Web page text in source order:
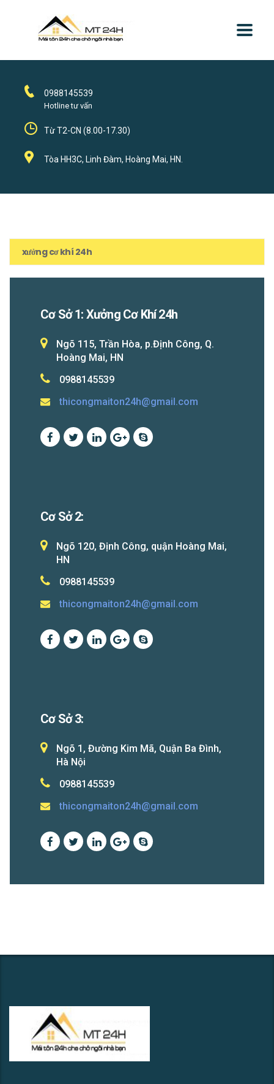
0988145539
Hotline tư vấn
Từ T2-CN (8.00-17.30)
Tòa HH3C, Linh Đàm, Hoàng Mai, HN.
xưởng cơ khí 24h
Cơ Sở 1: Xưởng Cơ Khí 24h
Ngõ 115, Trần Hòa, p.Định Công, Q.
Hoàng Mai, HN
0988145539
thicongmaiton24h@gmail.com
Cơ Sở 2:
Ngõ 120, Định Công, quận Hoàng Mai,
HN
0988145539
thicongmaiton24h@gmail.com
Cơ Sở 3:
Ngõ 1, Đường Kim Mã, Quận Ba Đình,
Hà Nội
0988145539
thicongmaiton24h@gmail.com